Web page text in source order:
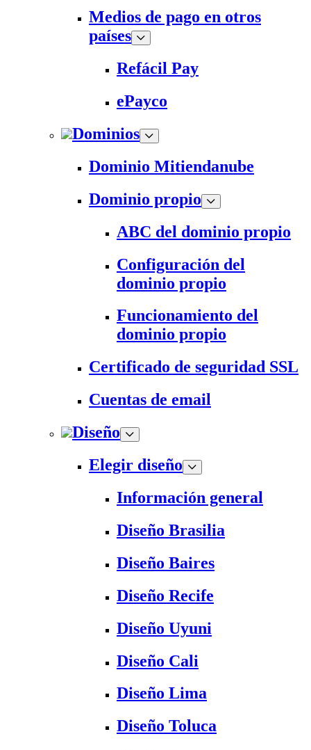
Medios de pago en otros
países
Refácil Pay
ePayco
Dominios
Dominio Mitiendanube
Dominio propio
ABC del dominio propio
Configuración del
dominio propio
Funcionamiento del
dominio propio
Certificado de seguridad SSL
Cuentas de email
Diseño
Elegir diseño
Información general
Diseño Brasilia
Diseño Baires
Diseño Recife
Diseño Uyuni
Diseño Cali
Diseño Lima
Diseño Toluca